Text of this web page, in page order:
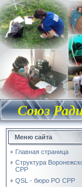
Союз
Меню сайта
Главная страница
Структура
СРР
QSL - бюро РО СРР